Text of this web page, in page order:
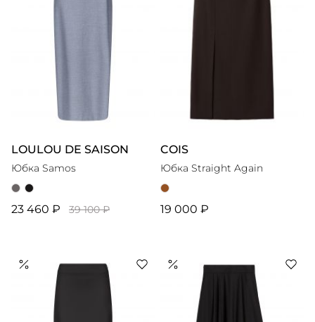
LOULOU DE SAISON
Юбка Samos
23 460 ₽ 39 100 ₽
COIS
Юбка Straight Again
19 000 ₽